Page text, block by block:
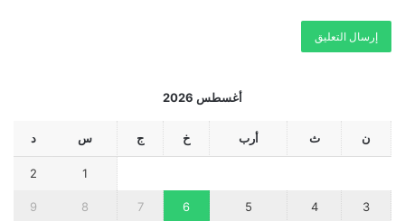
أغسطس 2026
ن ث أرب خ ج س د
1
2
3
4
5
6
7
8
9